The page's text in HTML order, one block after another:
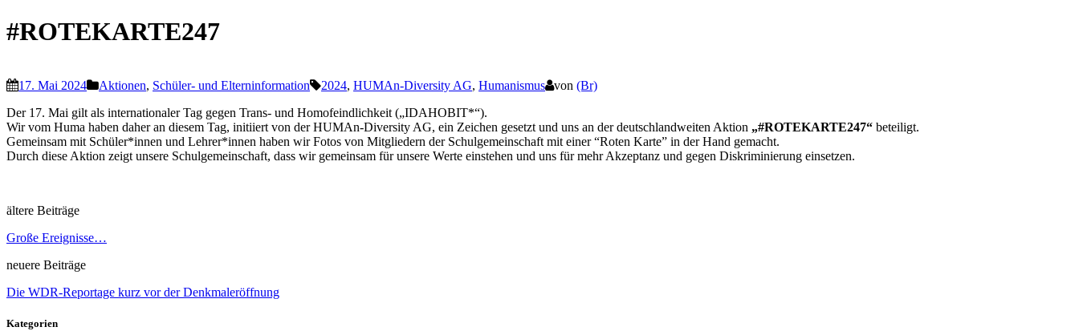
#ROTEKARTE247
17. Mai 2024 Aktionen, Schüler- und Elterninformation 2024, HUMAn-Diversity AG, Humanismus von (Br)
Der 17. Mai gilt als internationaler Tag gegen Trans- und Homofeindlichkeit ​​​​(„IDAHOBIT*“).
Wir vom Huma haben daher an diesem Tag, initiiert von der HUMAn-Diversity AG, ein Zeichen gesetzt und uns an der deutschlandweiten Aktion „#ROTEKARTE247“ beteiligt.
Gemeinsam mit Schüler*innen und Lehrer*innen haben wir Fotos von Mitgliedern der Schulgemeinschaft mit einer “Roten Karte” in der Hand gemacht.
Durch diese Aktion zeigt unsere Schulgemeinschaft, dass wir gemeinsam für unsere Werte einstehen und uns für mehr Akzeptanz und gegen Diskriminierung einsetzen.
ältere Beiträge
Große Ereignisse…
neuere Beiträge
Die WDR-Reportage kurz vor der Denkmaleröffnung
Kategorien